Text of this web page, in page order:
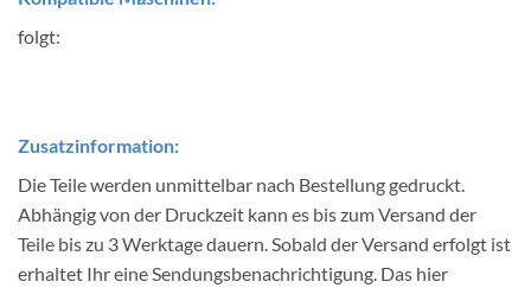
folgt:
Zusatzinformation:
Die Teile werden unmittelbar nach Bestellung gedruckt.
Abhängig von der Druckzeit kann es bis zum Versand der
Teile bis zu 3 Werktage dauern. Sobald der Versand erfolgt ist
erhaltet Ihr eine Sendungsbenachrichtigung. Das hier